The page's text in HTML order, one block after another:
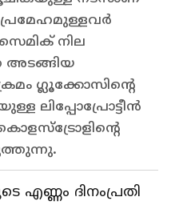
നില
അടങ്ങിയ
ഗ്ലൂക്കോസിന്റെ
ലിപ്പോപ്രോട്ടീൻ
എണ്ണം ദിനംപ്രതി